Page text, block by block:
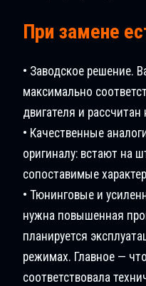
При замене
• Заводское решение.
максимально
двигателя и
• Качественные
оригиналу: встают на
сопоставимые
• Тюнинговые и
нужна повышенная
планируется
режимах. Главное —
соответствовала